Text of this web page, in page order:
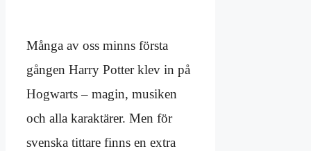
Många av oss minns första
gången Harry Potter klev in på
Hogwarts – magin, musiken
och alla karaktärer. Men för
svenska tittare finns en extra